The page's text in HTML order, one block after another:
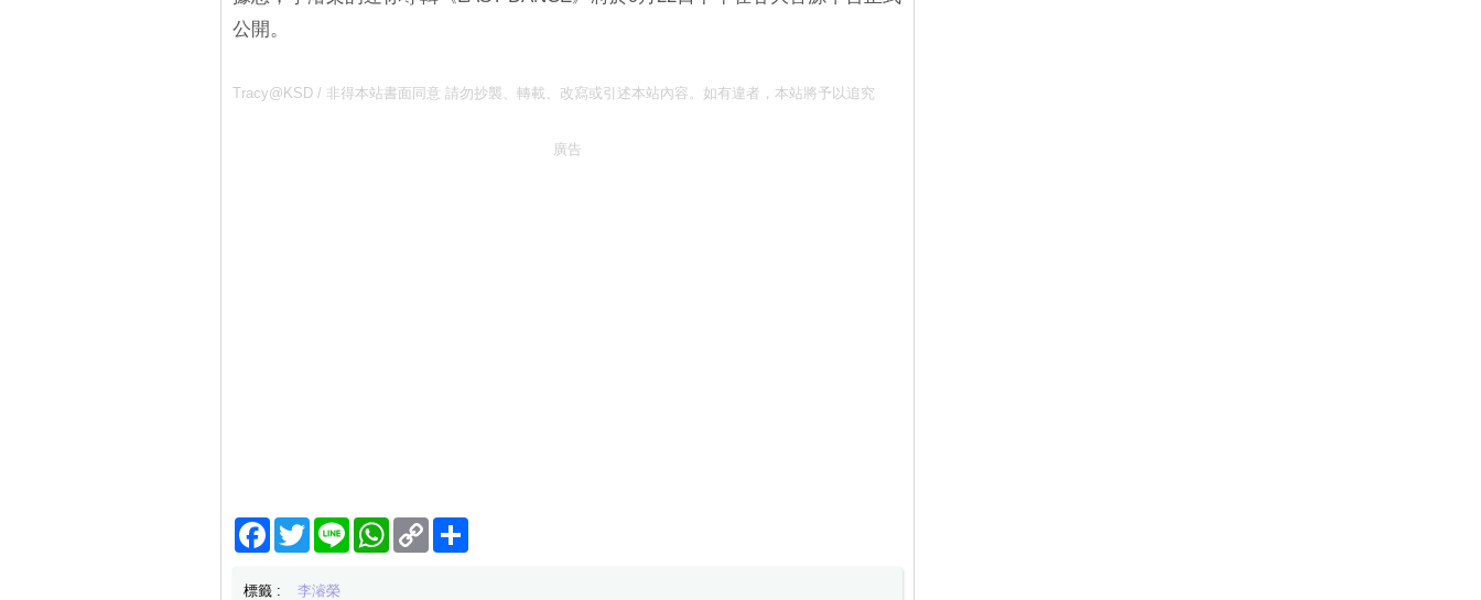
公開。
Tracy@KSD / 非得本站書面同意 請勿抄襲、轉載、改寫或引述本站內容。如有違者，本站將予以追究
廣告
Facebook
TwitterLine WhatsApp
Copy
Link
分
標籤 : 李濬榮